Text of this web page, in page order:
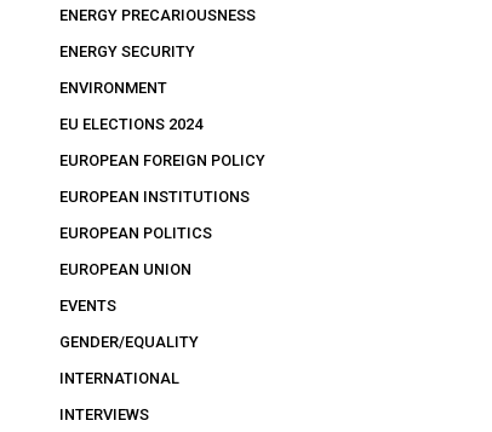
ENERGY PRECARIOUSNESS
ENERGY SECURITY
ENVIRONMENT
EU ELECTIONS 2024
EUROPEAN FOREIGN POLICY
EUROPEAN INSTITUTIONS
EUROPEAN POLITICS
EUROPEAN UNION
EVENTS
GENDER/EQUALITY
INTERNATIONAL
INTERVIEWS